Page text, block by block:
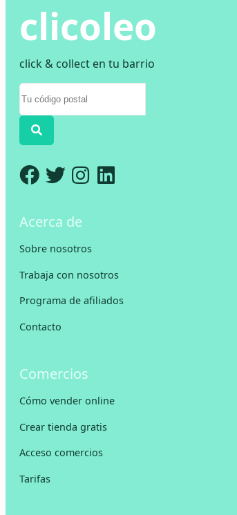
clicoleo
click & collect en tu barrio
Acerca de
Sobre nosotros
Trabaja con nosotros
Programa de afiliados
Contacto
Comercios
Cómo vender online
Crear tienda gratis
Acceso comercios
Tarifas